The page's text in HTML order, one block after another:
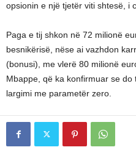
opsionin e një tjetër viti shtesë, i
Paga e tij shkon në 72 milionë
besnikërisë, nëse ai vazhdon
(bonusi), me vlerë 80 milionë
Mbappe, që ka konfirmuar se do
largimi me parametër zero.